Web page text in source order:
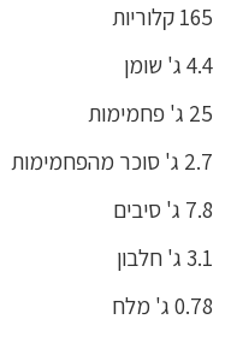
165 קלוריות
4.4 ג' שומן
25 ג' פחמימות
2.7 ג' סוכר מהפחמימות
7.8 ג' סיבים
3.1 ג' חלבון
0.78 ג' מלח